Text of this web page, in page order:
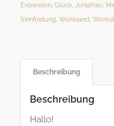
Expansion, Glück, Jungfrau,
Sinnfindung, Wohlsand,
Beschreibung
Beschreibung
Hallo!